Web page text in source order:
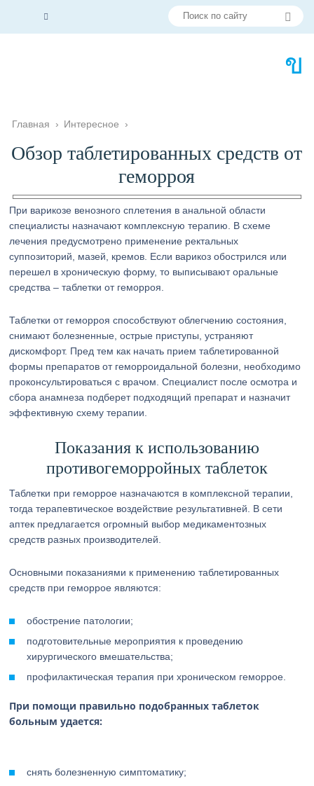
Главная › Интересное ›
Обзор таблетированных средств от
геморроя
При варикозе венозного сплетения в анальной области
специалисты назначают комплексную терапию. В схеме
лечения предусмотрено применение ректальных
суппозиторий, мазей, кремов. Если варикоз обострился или
перешел в хроническую форму, то выписывают оральные
средства – таблетки от геморроя.
Таблетки от геморроя способствуют облегчению состояния,
снимают болезненные, острые приступы, устраняют
дискомфорт. Пред тем как начать прием таблетированной
формы препаратов от геморроидальной болезни, необходимо
проконсультироваться с врачом. Специалист после осмотра и
сбора анамнеза подберет подходящий препарат и назначит
эффективную схему терапии.
Показания к использованию
противогеморройных таблеток
Таблетки при геморрое назначаются в комплексной терапии,
тогда терапевтическое воздействие результативней. В сети
аптек предлагается огромный выбор медикаментозных
средств разных производителей.
Основными показаниями к применению таблетированных
средств при геморрое являются:
обострение патологии;
подготовительные мероприятия к проведению
хирургического вмешательства;
профилактическая терапия при хроническом геморрое.
При помощи правильно подобранных таблеток
больным удается:
снять болезненную симптоматику;